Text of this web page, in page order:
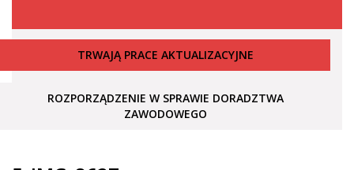
TRWAJĄ PRACE AKTUALIZACYJNE
ROZPORZĄDZENIE W SPRAWIE DORADZTWA
ZAWODOWEGO